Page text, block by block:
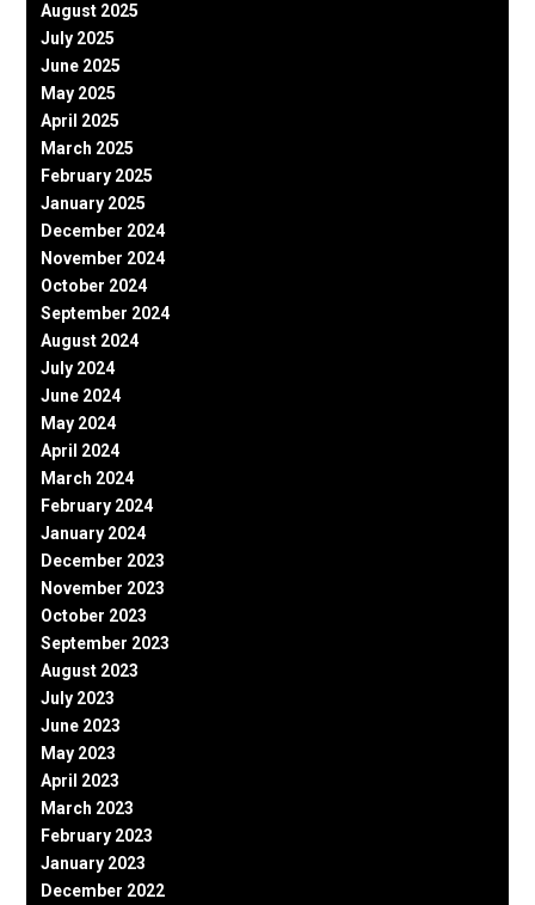
August 2025
July 2025
June 2025
May 2025
April 2025
March 2025
February 2025
January 2025
December 2024
November 2024
October 2024
September 2024
August 2024
July 2024
June 2024
May 2024
April 2024
March 2024
February 2024
January 2024
December 2023
November 2023
October 2023
September 2023
August 2023
July 2023
June 2023
May 2023
April 2023
March 2023
February 2023
January 2023
December 2022